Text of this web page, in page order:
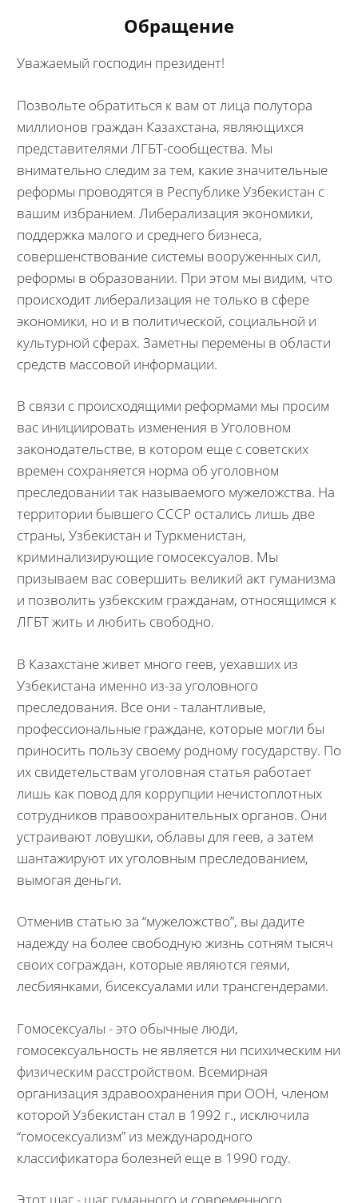
Обращение
Уважаемый господин президент!
Позвольте обратиться к вам от лица полутора
миллионов граждан Казахстана, являющихся
представителями ЛГБТ-сообщества. Мы
внимательно следим за тем, какие значительные
реформы проводятся в Республике Узбекистан с
вашим избранием. Либерализация экономики,
поддержка малого и среднего бизнеса,
совершенствование системы вооруженных сил,
реформы в образовании. При этом мы видим, что
происходит либерализация не только в сфере
экономики, но и в политической, социальной и
культурной сферах. Заметны перемены в области
средств массовой информации.
В связи с происходящими реформами мы просим
вас инициировать изменения в Уголовном
законодательстве, в котором еще с советских
времен сохраняется норма об уголовном
преследовании так называемого мужеложства. На
территории бывшего СССР остались лишь две
страны, Узбекистан и Туркменистан,
криминализирующие гомосексуалов. Мы
призываем вас совершить великий акт гуманизма
и позволить узбекским гражданам, относящимся к
ЛГБТ жить и любить свободно.
В Казахстане живет много геев, уехавших из
Узбекистана именно из-за уголовного
преследования. Все они - талантливые,
профессиональные граждане, которые могли бы
приносить пользу своему родному государству. По
их свидетельствам уголовная статья работает
лишь как повод для коррупции нечистоплотных
сотрудников правоохранительных органов. Они
устраивают ловушки, облавы для геев, а затем
шантажируют их уголовным преследованием,
вымогая деньги.
Отменив статью за “мужеложство”, вы дадите
надежду на более свободную жизнь сотням тысяч
своих сограждан, которые являются геями,
лесбиянками, бисексуалами или трансгендерами.
Гомосексуалы - это обычные люди,
гомосексуальность не является ни психическим ни
физическим расстройством. Всемирная
организация здравоохранения при ООН, членом
которой Узбекистан стал в 1992 г., исключила
“гомосексуализм” из международного
классификатора болезней еще в 1990 году.